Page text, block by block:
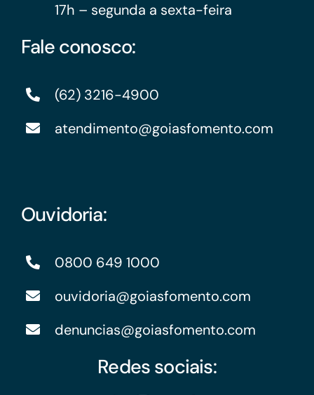
17h – segunda a sexta-feira
Fale conosco:
(62) 3216-4900
atendimento@goiasfomento.com
Ouvidoria:
0800 649 1000
ouvidoria@goiasfomento.com
denuncias@goiasfomento.com
Redes sociais: